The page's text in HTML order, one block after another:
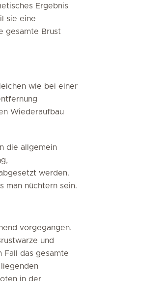
Ergebnis
sie eine
gesamte Brust
wie bei einer
Wiederaufbau
die allgemein
werden.
man nüchtern sein.
vorgegangen.
und
Fall das gesamte
in der